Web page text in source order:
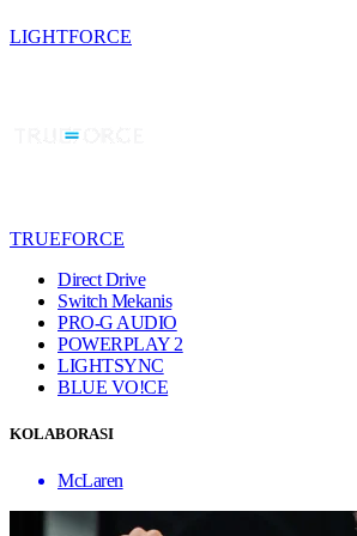
LIGHTFORCE
TRUEFORCE
Direct Drive
Switch Mekanis
PRO-G AUDIO
POWERPLAY 2
LIGHTSYNC
BLUE VO!CE
KOLABORASI
McLaren